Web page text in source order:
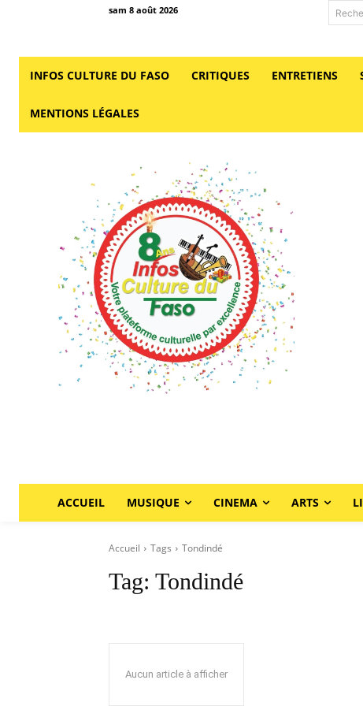
sam 8 août 2026
INFOS CULTURE DU FASO CRITIQUES ENTRETIENS
MENTIONS LÉGALES
ACCUEIL MUSIQUE CINEMA ARTS
Accueil Tags Tondindé
Tag: Tondindé
Aucun article à afficher